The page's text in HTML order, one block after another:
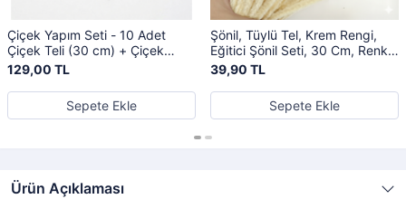
Çiçek Yapım Seti - 10 Adet
Çiçek Teli (30 cm) + Çiçek
Bandı (30 Mt) + Tomurcuk
Çiçek, Hobi Seti (Şönil)
129,00 TL
Sepete Ekle
Şönil, Tüylü Tel, Krem Rengi,
Eğitici Şönil Seti, 30 Cm, Renkli
Tel, 25 Adet, Peluş Çubuklar
39,90 TL
Sepete Ekle
Ürün Açıklaması